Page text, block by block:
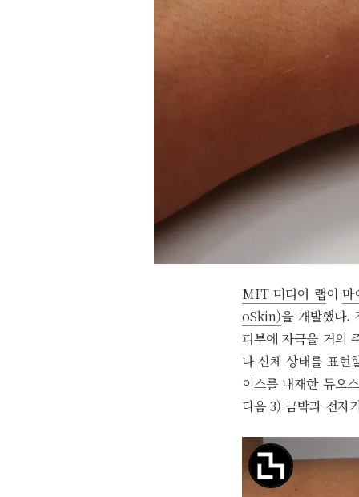
MIT 미디어 랩이 마
oSkin)을 개발했다.
피부에 자극을 거의
나 신체 상태를 표현
이스를 내재한 듀오
다음 3) 금박과 전자